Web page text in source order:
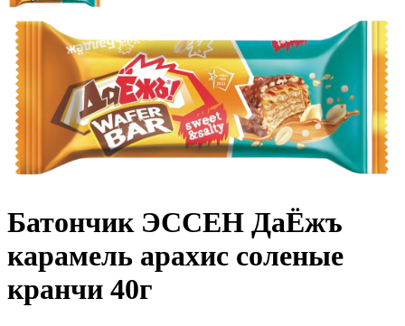
Батончик ЭССЕН ДаЁжъ
карамель арахис соленые
кранчи 40г